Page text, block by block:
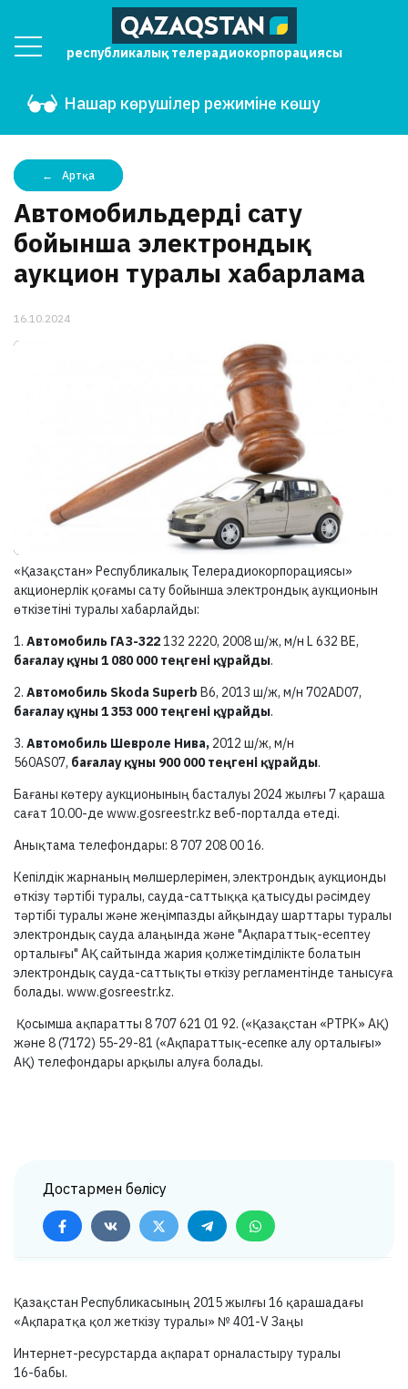
республикалық телерадиокорпорациясы
Нашар көрушілер режиміне көшу
Артқа
Автомобильдерді сату
бойынша электрондық
аукцион туралы хабарлама
16.10.2024
«Қазақстан» Республикалық Телерадиокорпорациясы»
акционерлік қоғамы сату бойынша электрондық аукционын
өткізетіні туралы хабарлайды:
1. Автомобиль ГАЗ-322132 2220, 2008 ш/ж, м/н L 632 ВЕ,
бағалау құны 1 080 000 теңгені құрайды.
2. Автомобиль Skoda Superb B6, 2013 ш/ж, м/н 702AD07,
бағалау құны 1 353 000 теңгені құрайды.
3. Автомобиль Шевроле Нива, 2012 ш/ж, м/н
560AS07, бағалау құны 900 000 теңгені құрайды.
Бағаны көтеру аукционының басталуы 2024 жылғы 7 қараша
сағат 10.00-де www.gosreestr.kz веб-порталда өтеді.
Анықтама телефондары: 8 707 208 00 16.
Кепілдік жарнаның мөлшерлерімен, электрондық аукционды
өткізу тәртібі туралы, сауда-саттыққа қатысуды рәсімдеу
тәртібі туралы және жеңімпазды айқындау шарттары туралы
электрондық сауда алаңында және "Ақпараттық-есептеу
орталығы" АҚ сайтында жария қолжетімділікте болатын
электрондық сауда-саттықты өткізу регламентінде танысуға
болады. www.gosreestr.kz.
Қосымша ақпаратты 8 707 621 01 92. («Қазақстан «РТРК» АҚ)
және 8 (7172) 55-29-81 («Ақпараттық-есепке алу орталығы»
АҚ) телефондары арқылы алуға болады.
Достармен бөлісу
Қазақстан Республикасының 2015 жылғы 16 қарашадағы
«Ақпаратқа қол жеткізу туралы» № 401-V Заңы
Интернет-ресурстарда ақпарат орналастыру туралы
16-бабы.